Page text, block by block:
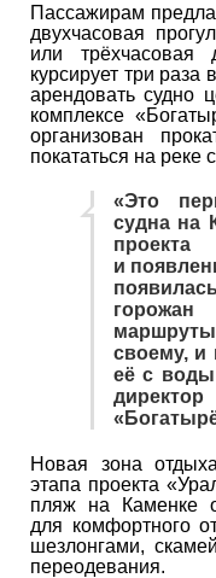
Пассажирам
двухчасовая
или
курсирует три раза
арендовать судно
комплексе
организован
покататься на реке
«Это
судна на
проекта
и
маршруты
своему, и
её с
Новая зона
этапа проекта
пляж на Каменке
для комфортного
шезлонгами,
переодевания.